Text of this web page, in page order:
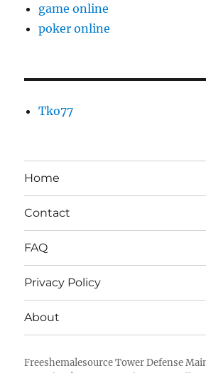
game online
poker online
Tko77
Home
Contact
FAQ
Privacy Policy
About
Freeshemalesource Tower Defense